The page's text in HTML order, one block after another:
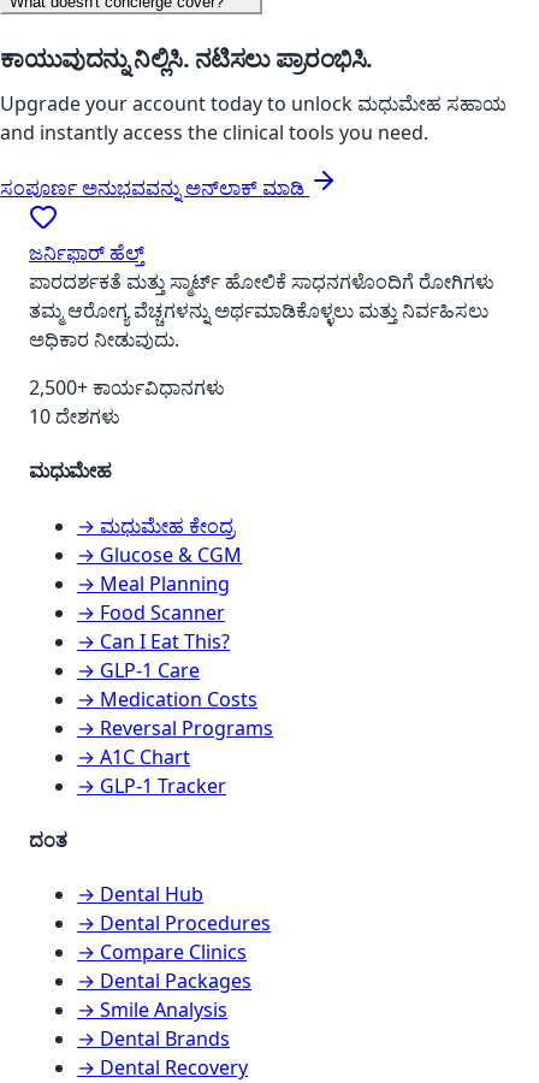
ಕಾಯುವುದನ್ನು ನಿಲ್ಲಿಸಿ. ನಟಿಸಲು ಪ್ರಾರಂಭಿಸಿ.
Upgrade your account today to unlockಮಧುಮೇಹ ಸಹಾಯ
and instantly access the clinical tools you need.
ಸಂಪೂರ್ಣ ಅನುಭವವನ್ನು ಅನ್‌ಲಾಕ್ ಮಾಡಿ
ಜರ್ನಿಫಾರ್ ಹೆಲ್ತ್
ಪಾರದರ್ಶಕತೆ ಮತ್ತು ಸ್ಮಾರ್ಟ್ ಹೋಲಿಕೆ ಸಾಧನಗಳೊಂದಿಗೆ ರೋಗಿಗಳು
ತಮ್ಮ ಆರೋಗ್ಯ ವೆಚ್ಚಗಳನ್ನು ಅರ್ಥಮಾಡಿಕೊಳ್ಳಲು ಮತ್ತು ನಿರ್ವಹಿಸಲು
ಅಧಿಕಾರ ನೀಡುವುದು.
2,500+ ಕಾರ್ಯವಿಧಾನಗಳು
10 ದೇಶಗಳು
ಮಧುಮೇಹ
→ ಮಧುಮೇಹ ಕೇಂದ್ರ
→ Glucose & CGM
→ Meal Planning
→ Food Scanner
→ Can I Eat This?
→ GLP-1 Care
→ Medication Costs
→ Reversal Programs
→ A1C Chart
→ GLP-1 Tracker
ದಂತ
→ Dental Hub
→ Dental Procedures
→ Compare Clinics
→ Dental Packages
→ Smile Analysis
→ Dental Brands
→ Dental Recovery